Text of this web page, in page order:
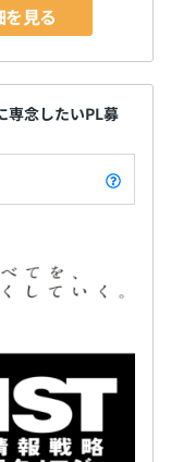
見る
専念したいPL募